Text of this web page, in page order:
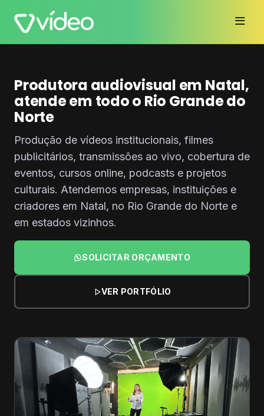
Produtora audiovisual em Natal,
atende em todo o Rio Grande do
Norte
Produção de vídeos institucionais, filmes
publicitários, transmissões ao vivo, cobertura de
eventos, cursos online, podcasts e projetos
culturais. Atendemos empresas, instituições e
criadores em Natal, no Rio Grande do Norte e
em estados vizinhos.
SOLICITAR ORÇAMENTO
VER PORTFÓLIO